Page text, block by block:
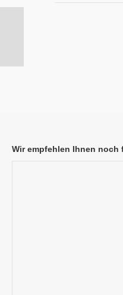
Wir empfehlen Ihnen noch